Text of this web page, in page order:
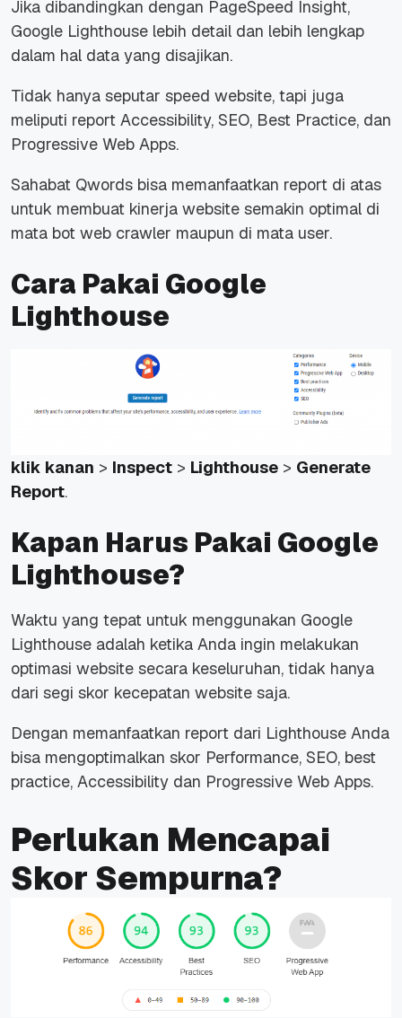
Jika dibandingkan dengan PageSpeed Insight,
Google Lighthouse lebih detail dan lebih lengkap
dalam hal data yang disajikan.
Tidak hanya seputar speed website, tapi juga
meliputi report Accessibility, SEO, Best Practice, dan
Progressive Web Apps.
Sahabat Qwords bisa memanfaatkan report di atas
untuk membuat kinerja website semakin optimal di
mata bot web crawler maupun di mata user.
Cara Pakai Google
Lighthouse
klik kanan > Inspect > Lighthouse > Generate
Report.
Kapan Harus Pakai Google
Lighthouse?
Waktu yang tepat untuk menggunakan Google
Lighthouse adalah ketika Anda ingin melakukan
optimasi website secara keseluruhan, tidak hanya
dari segi skor kecepatan website saja.
Dengan memanfaatkan report dari Lighthouse Anda
bisa mengoptimalkan skor Performance, SEO, best
practice, Accessibility dan Progressive Web Apps.
Perlukan Mencapai
Skor Sempurna?